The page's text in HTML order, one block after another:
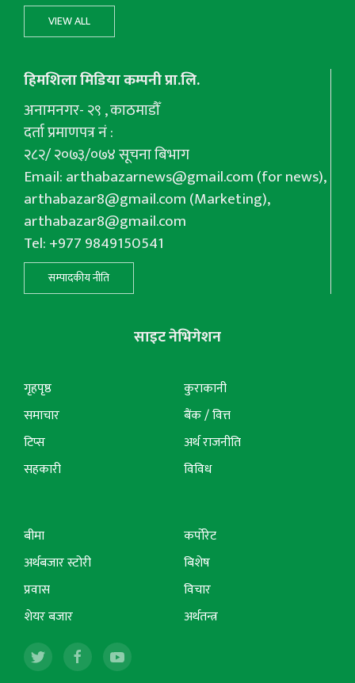
VIEW ALL
हिमशिला मिडिया कम्पनी प्रा.लि.
अनामनगर- २९ , काठमाडौँ
दर्ता प्रमाणपत्र नं :
२८२/ २०७३/०७४ सूचना बिभाग
Email:arthabazarnews@gmail.com(for news),
arthabazar8@gmail.com(Marketing),
arthabazar8@gmail.com
Tel: +977 9849150541
सम्पादकीय नीति
साइट नेभिगेशन
गृहपृष्ठ
समाचार
टिप्स
सहकारी
कुराकानी
बैंक / वित्त
अर्थ राजनीति
विविध
बीमा
अर्थबजार स्टोरी
प्रवास
शेयर बजार
कर्पोरेट
बिशेष
विचार
अर्थतन्त्र